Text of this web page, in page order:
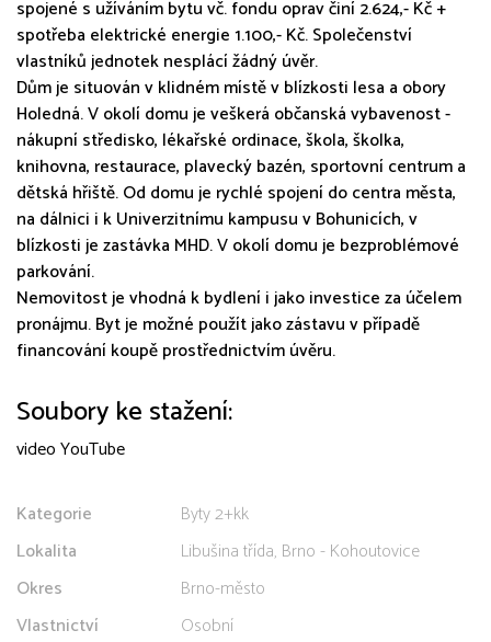
spojené s užíváním bytu vč. fondu oprav činí 2.624,- Kč +
spotřeba elektrické energie 1.100,- Kč. Společenství
vlastníků jednotek nesplácí žádný úvěr.
Dům je situován v klidném místě v blízkosti lesa a obory
Holedná. V okolí domu je veškerá občanská vybavenost -
nákupní středisko, lékařské ordinace, škola, školka,
knihovna, restaurace, plavecký bazén, sportovní centrum a
dětská hřiště. Od domu je rychlé spojení do centra města,
na dálnici i k Univerzitnímu kampusu v Bohunicích, v
blízkosti je zastávka MHD. V okolí domu je bezproblémové
parkování.
Nemovitost je vhodná k bydlení i jako investice za účelem
pronájmu. Byt je možné použít jako zástavu v případě
financování koupě prostřednictvím úvěru.
Soubory ke stažení:
video YouTube
Kategorie
Byty 2+kk
Lokalita
Libušina třída, Brno - Kohoutovice
Okres
Brno-město
Vlastnictví
Osobní